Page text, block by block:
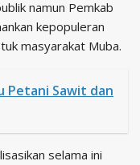
namun Pemkab
kepopuleran
masyarakat Muba.
Petani Sawit dan
selama ini